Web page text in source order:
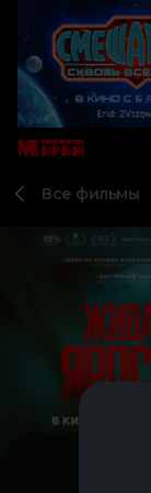
Все фильмы